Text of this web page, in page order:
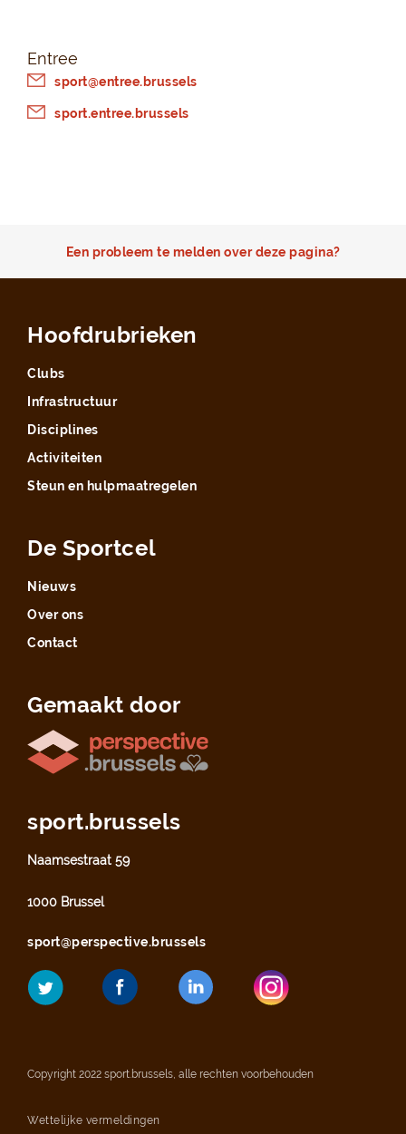
Entree
sport@entree.brussels
sport.entree.brussels
Een probleem te melden over deze pagina?
Hoofdrubrieken
Clubs
Infrastructuur
Disciplines
Activiteiten
Steun en hulpmaatregelen
De Sportcel
Nieuws
Over ons
Contact
Gemaakt door
sport.brussels
Naamsestraat 59
1000 Brussel
sport@perspective.brussels
Copyright 2022 sport.brussels, alle rechten voorbehouden
Wettelijke vermeldingen